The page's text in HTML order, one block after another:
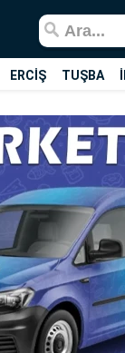
ERCİŞ TUŞBA